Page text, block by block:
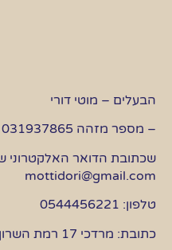
הבעלים – מוטי דורי
– מספר מזהה 031937865
שכתובת הדואר האלקטרוני
mottidori@gmail.com
טלפון: 0544456221
כתובת: מרדכי 17 רמת השרון